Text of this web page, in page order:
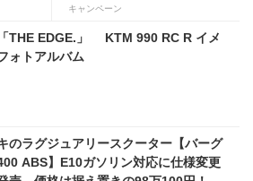
きの
ャンペーンを実施中！
キャンペーン
THE EDGE.」 KTM 990 RC R イメ
ォトアルバム
のラグジュアリースクーター【バーグ
ABS】E10ガソリン対応に仕様変更